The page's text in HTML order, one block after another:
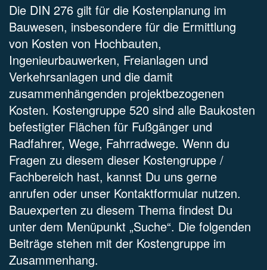
Die DIN 276 gilt für die Kostenplanung im
Bauwesen, insbesondere für die Ermittlung
von Kosten von Hochbauten,
Ingenieurbauwerken, Freianlagen und
Verkehrsanlagen und die damit
zusammenhängenden projektbezogenen
Kosten. Kostengruppe 520 sind alle Baukosten
befestigter Flächen für Fußgänger und
Radfahrer, Wege, Fahrradwege. Wenn du
Fragen zu diesem dieser Kostengruppe /
Fachbereich hast, kannst Du uns gerne
anrufen oder unser Kontaktformular nutzen.
Bauexperten zu diesem Thema findest Du
unter dem Menüpunkt „Suche“. Die folgenden
Beiträge stehen mit der Kostengruppe im
Zusammenhang.